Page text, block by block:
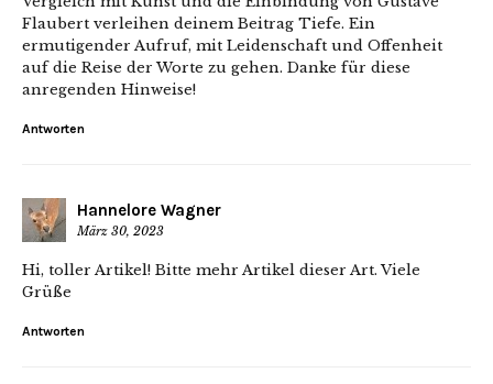
Flaubert verleihen deinem Beitrag Tiefe. Ein
ermutigender Aufruf, mit Leidenschaft und Offenheit
auf die Reise der Worte zu gehen. Danke für diese
anregenden Hinweise!
Antworten
Hannelore Wagner
März 30, 2023
Hi, toller Artikel! Bitte mehr Artikel dieser Art. Viele
Grüße
Antworten